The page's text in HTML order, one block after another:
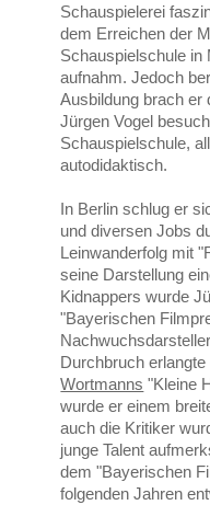
Schauspielerei
dem Erreichen der
Schauspielschule in
aufnahm. Jedoch
Ausbildung brach er
Jürgen Vogel
Schauspielschule,
autodidaktisch.
In Berlin schlug er
und diversen Jobs
Leinwanderfolg mit
seine Darstellung
Kidnappers wurde
"Bayerischen
Durchbruch
Wortmanns "Kleine
wurde er einem
auch die Kritiker
junge Talent
dem "Bayerischen
folgenden Jahren